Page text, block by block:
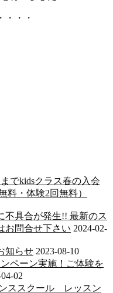
・・・
でkidsクラス春の入会
料・体験2回無料）
不具合が発生!! 最新のス
お問合せ下さい 2024-02-
知らせ 2023-08-10
ペーン実施！ご体験を
02
ンススクール レッスン